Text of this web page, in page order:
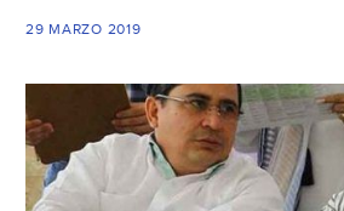
29 MARZO 2019